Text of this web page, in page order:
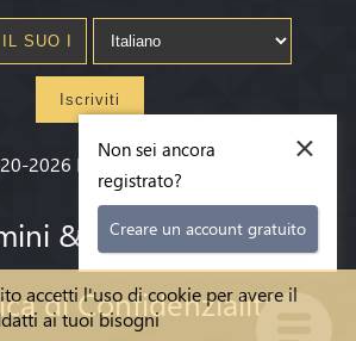
accetti l'uso di cookie per avere il
ai tuoi bisogni
Iscriviti
2026 Millenium State®
& condizioni
di Confidenzialità
×
Non sei ancora
registrato?
Creare un account gratuito